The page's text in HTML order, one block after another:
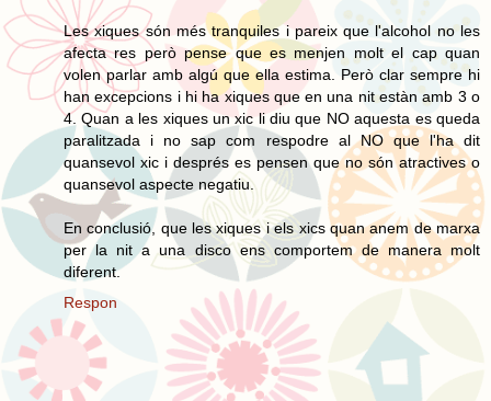
Les xiques són més tranquiles i pareix que l'alcohol no les
afecta res però pense que es menjen molt el cap quan
volen parlar amb algú que ella estima. Però clar sempre hi
han excepcions i hi ha xiques que en una nit estàn amb 3 o
4. Quan a les xiques un xic li diu que NO aquesta es queda
paralitzada i no sap com respodre al NO que l'ha dit
quansevol xic i després es pensen que no són atractives o
quansevol aspecte negatiu.
En conclusió, que les xiques i els xics quan anem de marxa
per la nit a una disco ens comportem de manera molt
diferent.
Respon